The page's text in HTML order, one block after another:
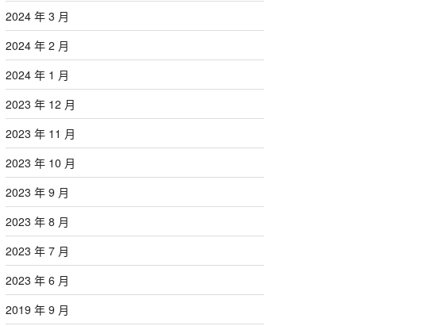
2024 年 3 月
2024 年 2 月
2024 年 1 月
2023 年 12 月
2023 年 11 月
2023 年 10 月
2023 年 9 月
2023 年 8 月
2023 年 7 月
2023 年 6 月
2019 年 9 月